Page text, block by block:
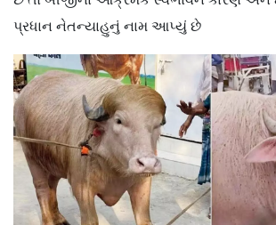
પ્રધાન નેતન્યાહુનું નામ આપ્યું છે